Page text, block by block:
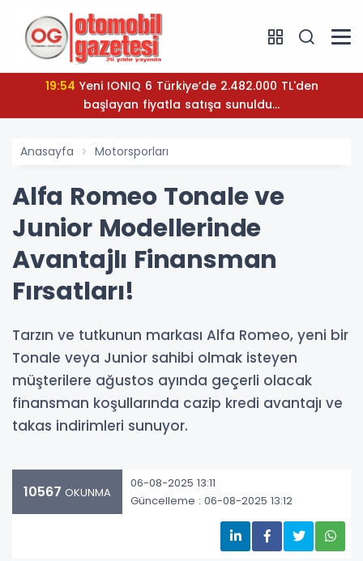
19:54
başlayan fiyatla satışa sunuldu...
Anasayfa Motorsporları
Alfa Romeo Tonale ve
Junior Modellerinde
Avantajlı Finansman
Fırsatları!
Tarzın ve tutkunun markası Alfa Romeo, yeni bir
Tonale veya Junior sahibi olmak isteyen
müşterilere ağustos ayında geçerli olacak
finansman koşullarında cazip kredi avantajı ve
takas indirimleri sunuyor.
10567 OKUNMA
06-08-2025 13:11
Güncelleme : 06-08-2025 13:12